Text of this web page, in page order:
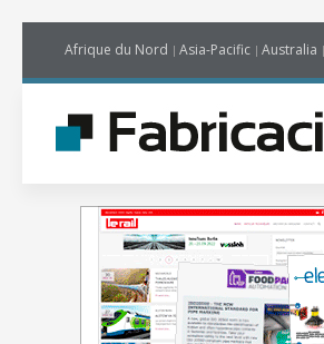
Afrique du Nord Asia-Pacific Australia